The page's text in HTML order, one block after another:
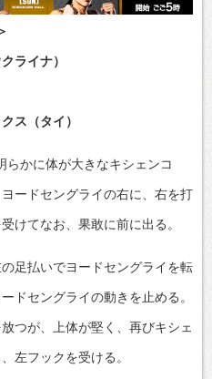
ライナ）
ス（タイ）
かに体が大きなキシェンコ
ードセングライの右に、右を打
けてなお、果敢に前に出る。
足払いでヨードセングライを転
ドセングライの動きを止める。
つが、上体が堅く、再びキシェ
左フックを受ける。